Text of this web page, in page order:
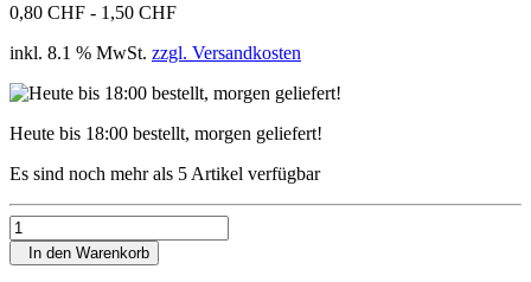
0,80 CHF - 1,50 CHF
inkl. 8.1 % MwSt. zzgl. Versandkosten
Heute bis 18:00 bestellt, morgen geliefert!
Es sind noch mehr als 5 Artikel verfügbar
In den Warenkorb